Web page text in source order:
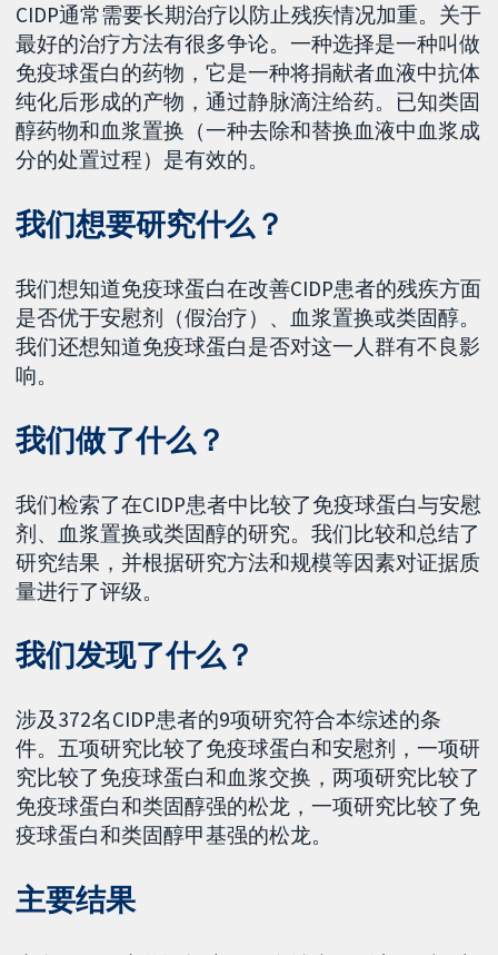
CIDP通常需要长期治疗以防止残疾情况加重。关于
最好的治疗方法有很多争论。一种选择是一种叫做
免疫球蛋白的药物，它是一种将捐献者血液中抗体
纯化后形成的产物，通过静脉滴注给药。已知类固
醇药物和血浆置换（一种去除和替换血液中血浆成
分的处置过程）是有效的。
我们想要研究什么？
我们想知道免疫球蛋白在改善CIDP患者的残疾方面
是否优于安慰剂（假治疗）、血浆置换或类固醇。
我们还想知道免疫球蛋白是否对这一人群有不良影
响。
我们做了什么？
我们检索了在CIDP患者中比较了免疫球蛋白与安慰
剂、血浆置换或类固醇的研究。我们比较和总结了
研究结果，并根据研究方法和规模等因素对证据质
量进行了评级。
我们发现了什么？
涉及372名CIDP患者的9项研究符合本综述的条
件。五项研究比较了免疫球蛋白和安慰剂，一项研
究比较了免疫球蛋白和血浆交换，两项研究比较了
免疫球蛋白和类固醇强的松龙，一项研究比较了免
疫球蛋白和类固醇甲基强的松龙。
主要结果